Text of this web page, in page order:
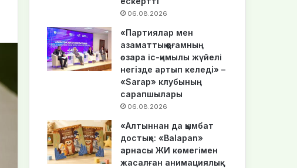
06.08.2026
«Партиялар мен
азаматтық қоғамның
өзара іс-қимылы жүйелі
негізде артып келеді» –
«Sarap» клубының
сарапшылары
06.08.2026
«Алтыннан да қымбат
достық»: «Balapan»
арнасы ЖИ көмегімен
жасалған анимациялық